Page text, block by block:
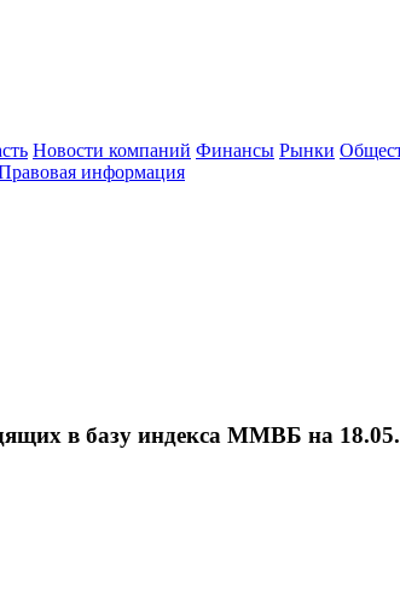
Новости компаний Финансы Рынки
информация
в базу индекса ММВБ на